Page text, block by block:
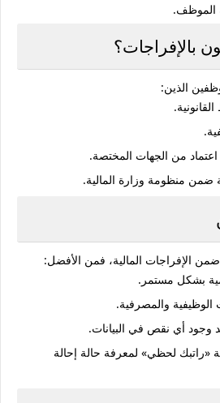
الموظف.
بالإفراجات؟
الذين:
من الجهات المختصة.
ضمن منظومة وزارة المالية.
الإفراجات المالية، فمن الأفضل:
بشكل مستمر.
الوظيفية والمصرفية.
وجود أي نقص في البيانات.
«راتبك لحظي» لمعرفة حالة إحالة